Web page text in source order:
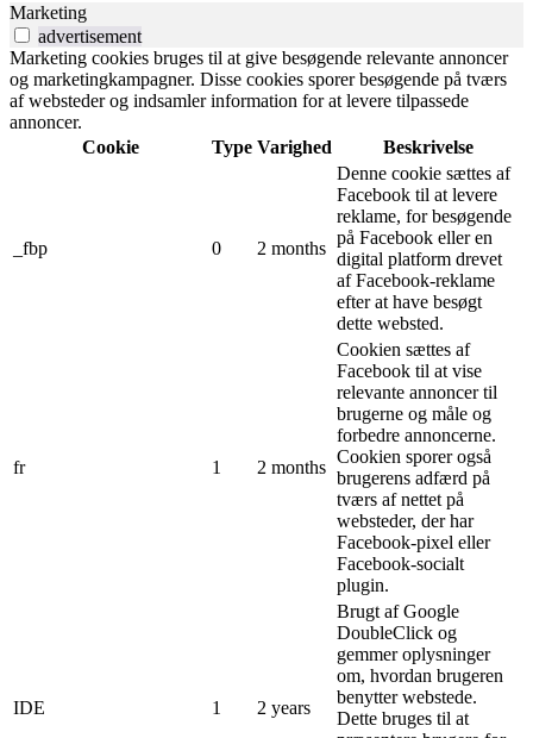
Marketing
advertisement
Marketing cookies bruges til at give besøgende relevante annoncer
og marketingkampagner. Disse cookies sporer besøgende på tværs
af websteder og indsamler information for at levere tilpassede
annoncer.
Cookie
Type Varighed Beskrivelse
_fbp 0 2 months
Denne cookie sættes af
Facebook til at levere
reklame, for besøgende
på Facebook eller en
digital platform drevet
af Facebook-reklame
efter at have besøgt
dette websted.
fr 1 2 months
Cookien sættes af
Facebook til at vise
relevante annoncer til
brugerne og måle og
forbedre annoncerne.
Cookien sporer også
brugerens adfærd på
tværs af nettet på
websteder, der har
Facebook-pixel eller
Facebook-socialt
plugin.
IDE 1 2 years
Brugt af Google
DoubleClick og
gemmer oplysninger
om, hvordan brugeren
benytter webstede.
Dette bruges til at